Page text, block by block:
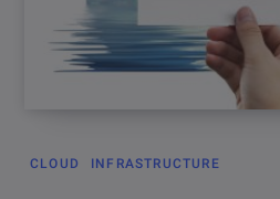
CLOUD INFRASTRUCTURE